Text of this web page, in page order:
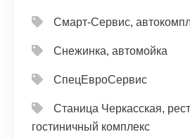
Смарт-Сервис,
Снежинка, автомойка
СпецЕвроСервис
Станица Черкасская,
гостиничный комплекс